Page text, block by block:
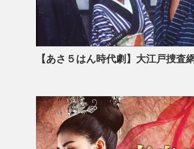
【あさ５はん時代劇】大江戸捜査